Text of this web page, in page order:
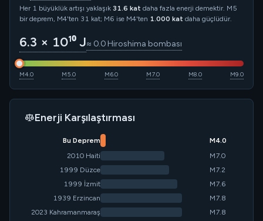
Her 1 büyüklük artışı yaklaşık 31.6 kat daha fazla enerji demektir. M5
bir deprem, M4'ten 31 kat; M6 ise M4'ten 1.000 kat daha güçlüdür.
6.3 × 10¹⁰ J≈ 0.0 Hiroshima bombası
M4.0 M5.0 M6.0 M7.0 M8.0 M9.0
Enerji Karşılaştırması
Bu Deprem
M4.0
2010 Haiti
M7.0
1999 Düzce
M7.2
1999 İzmit
M7.6
1939 Erzincan
M7.8
2023 Kahramanmaraş
M7.8